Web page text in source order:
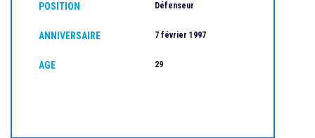
POSITION Défenseur
ANNIVERSAIRE 7 février 1997
AGE 29